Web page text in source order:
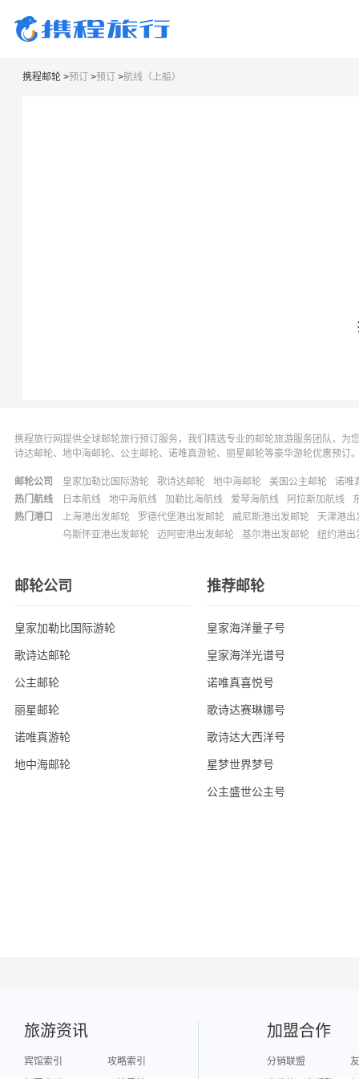
携程邮轮 >预订 >预订 >航线（上船）
携程旅行网提供全球邮轮旅行预订服务，我们精选专业的邮轮旅游服务团队，
诗达邮轮、地中海邮轮、公主邮轮、诺唯真游轮、丽星邮轮等豪华游轮优惠预订
邮轮公司 皇家加勒比国际游轮 歌诗达邮轮 地中海邮轮 美国公主邮轮
诺唯
热门航线
日本航线 地中海航线 加勒比海航线 爱琴海航线 阿拉斯加航线
热门港口
上海港出发邮轮 罗德代堡港出发邮轮 威尼斯港出发邮轮
天津港出
乌斯怀亚港出发邮轮
迈阿密港出发邮轮 基尔港出发邮轮 纽约港出
邮轮公司
皇家加勒比国际游轮
歌诗达邮轮
公主邮轮
丽星邮轮
诺唯真游轮
地中海邮轮
推荐邮轮
皇家海洋量子号
皇家海洋光谱号
诺唯真喜悦号
歌诗达赛琳娜号
歌诗达大西洋号
星梦世界梦号
公主盛世公主号
旅游资讯
宾馆索引
攻略索引
加盟合作
分销联盟